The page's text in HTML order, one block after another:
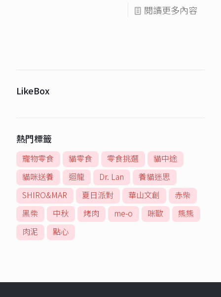
閱讀更多內容
LikeBox
熱門標籤
寵物零食 貓零食 零食挑選
貓中途
貓咪送養
迴龍 Dr. Lan
養貓迷思
SHIRO&MAR
夏日派對 華山文創
赤柴
黑柴
中秋 烤肉 me-o 咪歐
熊熊
肉泥
點心